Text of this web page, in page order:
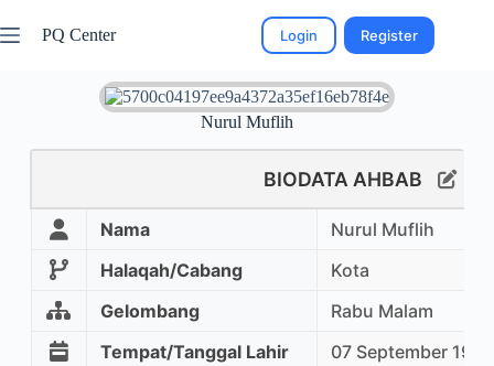
PQ Center Login Register
Nurul Muflih
BIODATA AHBAB
Nama
Nurul Muflih
Halaqah/Cabang
Kota
Gelombang
Rabu Malam
Tempat/Tanggal Lahir
07 September 1969